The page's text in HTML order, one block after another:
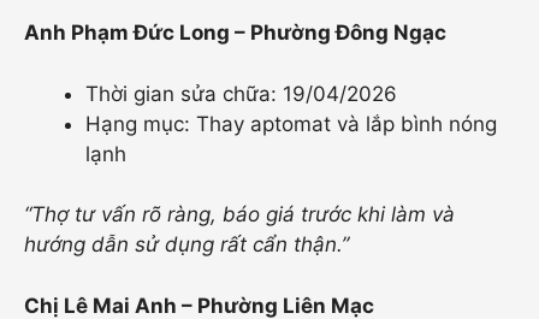
Anh Phạm Đức Long – Phường Đông Ngạc
Thời gian sửa chữa: 19/04/2026
Hạng mục: Thay aptomat và lắp bình nóng
lạnh
“Thợ tư vấn rõ ràng, báo giá trước khi làm và
hướng dẫn sử dụng rất cẩn thận.”
Chị Lê Mai Anh – Phường Liên Mạc